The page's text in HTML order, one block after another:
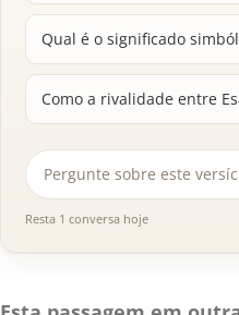
Qual é o significado
Como a rivalidade entre
Resta 1 conversa hoje